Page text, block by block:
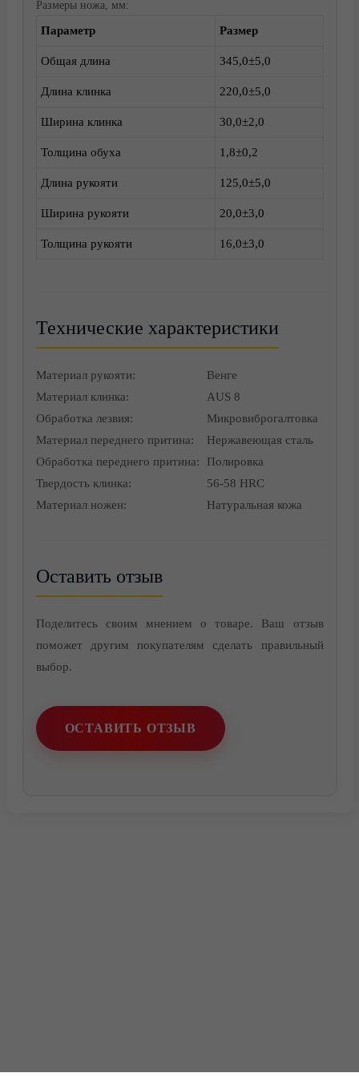
Доставка
Контакты
Размеры ножа, мм:
Параметр
Размер
Общая длина 345,0±5,0
Длина клинка 220,0±5,0
Ширина клинка 30,0±2,0
Толщина обуха 1,8±0,2
Длина рукояти 125,0±5,0
Ширина рукояти 20,0±3,0
Толщина рукояти 16,0±3,0
Технические характеристики
Материал рукояти:
Венге
Материал клинка:
AUS 8
Обработка лезвия:
Микровиброгалтовка
Материал переднего притина:
Нержавеющая сталь
Обработка переднего притина:
Полировка
Твердость клинка:
56-58 HRC
Материал ножен:
Натуральная кожа
Оставить отзыв
Поделитесь своим мнением о товаре. Ваш отзыв
поможет другим покупателям сделать правильный
выбор.
ОСТАВИТЬ ОТЗЫВ